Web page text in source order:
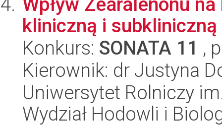
kliniczną i
Konkurs: SONATA 11 ,
Kierownik: dr Justyna
Uniwersytet Rolniczy
Wydział Hodowli i